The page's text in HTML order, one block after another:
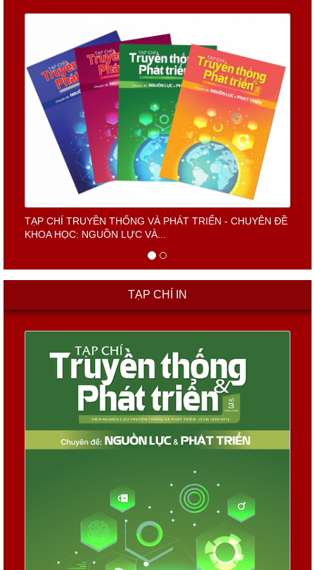
TẠP CHÍ TRUYỀN THỐNG VÀ PHÁT TRIỂN - CHUYÊN ĐỀ
KHOA HỌC: NGUỒN LỰC VÀ...
TẠP CHÍ IN